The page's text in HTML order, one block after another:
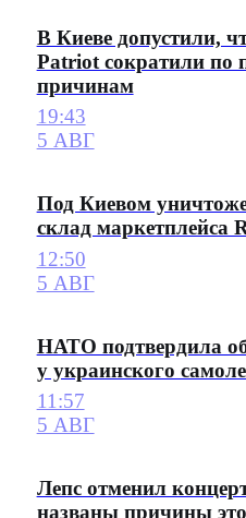
В Киеве допустили,
Patriot сократили по
причинам
19:43
5 АВГ
Под Киевом
склад маркетплейса
12:50
5 АВГ
НАТО подтвердила
у украинского
11:57
5 АВГ
Лепс отменил
названы причины